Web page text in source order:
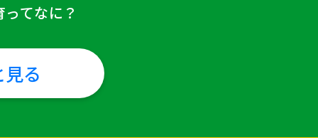
てなに？
る